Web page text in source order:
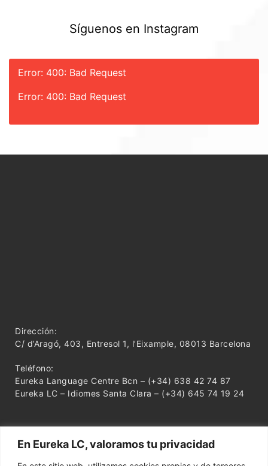
En Eureka LC, valoramos tu privacidad
Síguenos en Instagram
Error: 400: Bad Request
Error: 400: Bad Request
Dirección:
C/ d’Aragó, 403, Entresol 1, l’Eixample, 08013 Barcelona
Teléfono:
Eureka Language Centre Bcn – (+34) 638 42 74 87
Eureka LC – Idiomes Santa Clara – (+34) 645 74 19 24